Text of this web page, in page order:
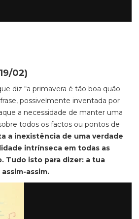
02)
diz “a primavera é tão boa quão
possivelmente inventada por
a necessidade de manter uma
todos os factos ou pontos de
a inexistência de uma verdade
intrínseca em todas as
Tudo isto para dizer: a tua
assim.